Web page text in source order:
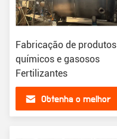
Fabricação de produtos
químicos e gasosos
Fertilizantes
Obtenha o melhor